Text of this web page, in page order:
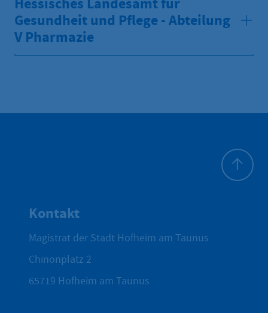
Gesundheit und Pflege - Abteilung
V Pharmazie
Kontakt
Magistrat der Stadt Hofheim am Taunus
Chinonplatz 2
65719 Hofheim am Taunus